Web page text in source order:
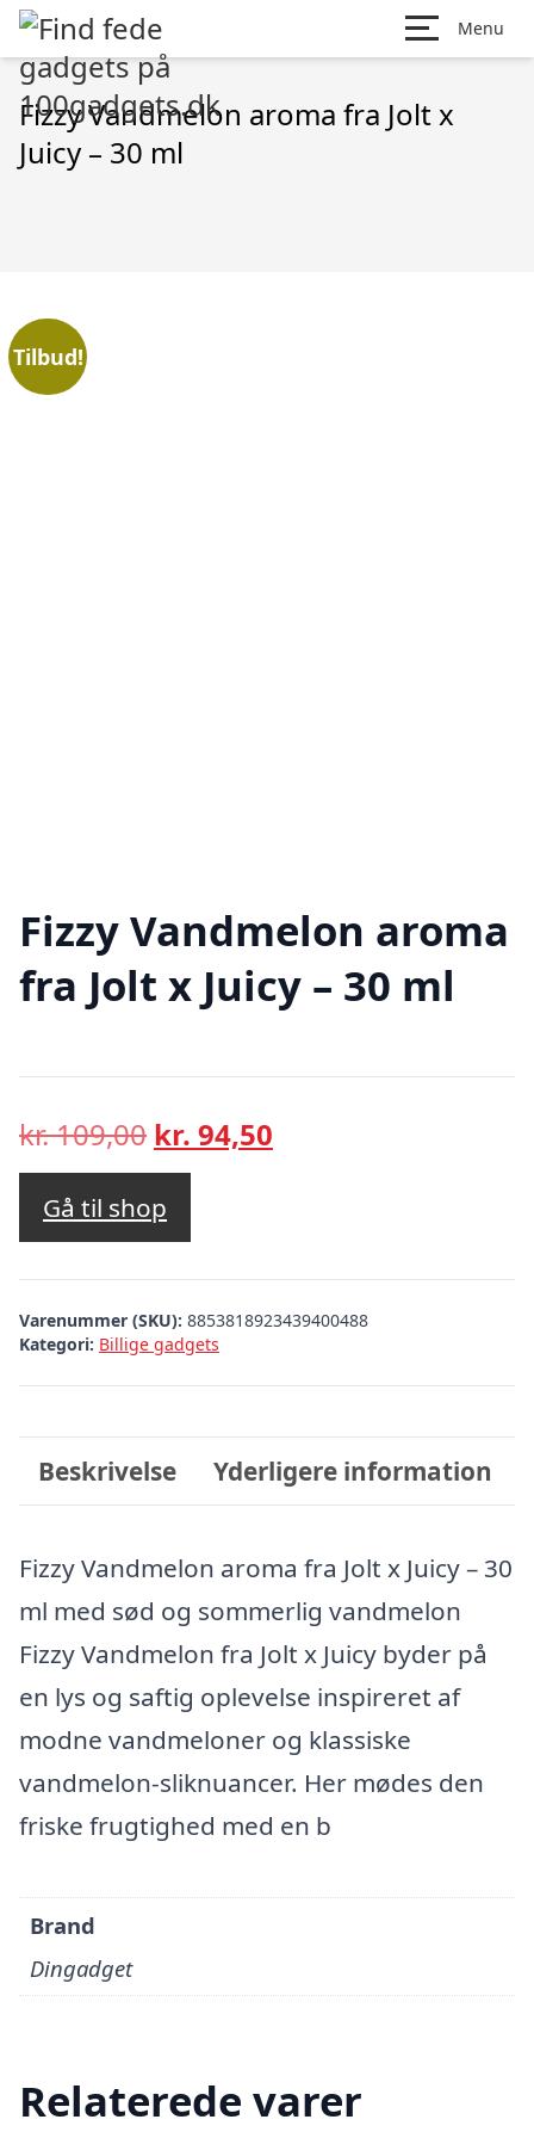
Menu
Fizzy Vandmelon aroma fra Jolt x
Juicy – 30 ml
Tilbud!
Fizzy Vandmelon aroma
fra Jolt x Juicy – 30 ml
kr.109,00 Den
oprindelige
pris
var:
kr. 109,00.
kr. 94,50
kr. 94,50.
Gå til shop
Varenummer (SKU): 8853818923439400488
Kategori: Billige gadgets
Beskrivelse Yderligere information
Fizzy Vandmelon aroma fra Jolt x Juicy – 30
ml med sød og sommerlig vandmelon
Fizzy Vandmelon fra Jolt x Juicy byder på
en lys og saftig oplevelse inspireret af
modne vandmeloner og klassiske
vandmelon-sliknuancer. Her mødes den
friske frugtighed med en b
Brand
Dingadget
Relaterede varer